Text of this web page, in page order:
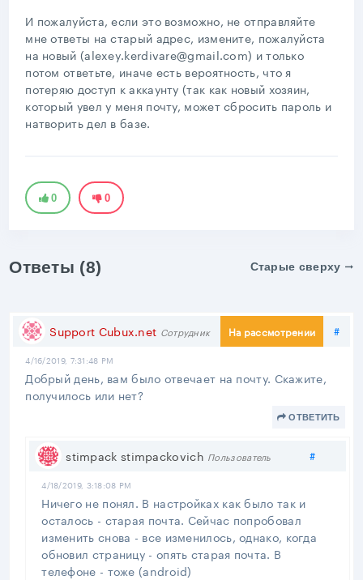
И пожалуйста, если это возможно, не отправляйте
мне ответы на старый адрес, измените, пожалуйста
на новый (alexey.kerdivare@gmail.com) и только
потом ответьте, иначе есть вероятность, что я
потеряю доступ к аккаунту (так как новый хозяин,
который увел у меня почту, может сбросить пароль и
натворить дел в базе.
0 0
Ответы (8) Старые сверху
Support Cubux.net Сотрудник На рассмотрении #
4/16/2019, 7:31:48 PM
Добрый день, вам было отвечает на почту. Скажите,
получилось или нет?
ОТВЕТИТЬ
stimpack stimpackovich Пользователь #
4/18/2019, 3:18:08 PM
Ничего не понял. В настройках как было так и
осталось - старая почта. Сейчас попробовал
изменить снова - все изменилось, однако, когда
обновил страницу - опять старая почта. В
телефоне - тоже (android)